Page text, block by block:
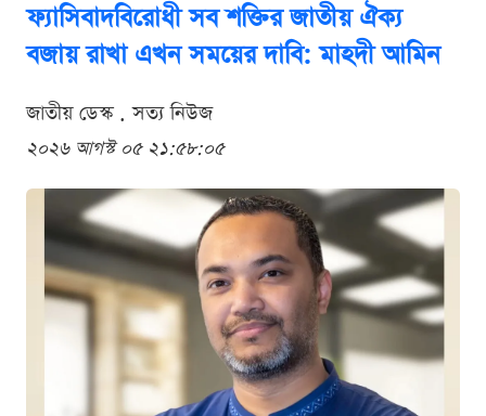
ফ্যাসিবাদবিরোধী সব শক্তির জাতীয় ঐক্য
বজায় রাখা এখন সময়ের দাবি: মাহদী আমিন
জাতীয় ডেস্ক . সত্য নিউজ
২০২৬ আগস্ট ০৫ ২১:৫৮:০৫